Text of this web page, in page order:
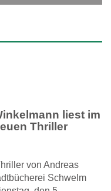
liest im
Thriller
von Andreas
Schwelm